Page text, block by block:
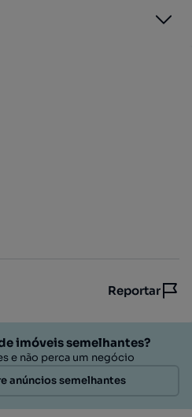
Reportar
imóveis semelhantes?
e não perca um negócio
anúncios semelhantes